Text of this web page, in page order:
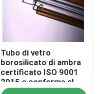
Tubo di vetro
borosilicato di ambra
certificato ISO 9001
2015 e conforme al
DMF NO 28775 per